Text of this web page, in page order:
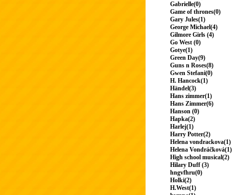
Gabrielle(0)
Game of thrones(0)
Gary Jules(1)
George Michael(4)
Gilmore Girls (4)
Go West (0)
Gotye(1)
Green Day(9)
Guns n Roses(8)
Gwen Stefani(0)
H. Hancock(1)
Händel(3)
Hans zimmer(1)
Hans Zimmer(6)
Hanson (0)
Hapka(2)
Harlej(1)
Harry Potter(2)
Helena vondrackova(1)
Helena Vondráčková(1)
High school musical(2)
Hilary Duff (3)
hngvfhru(0)
Holki(2)
H.West(1)